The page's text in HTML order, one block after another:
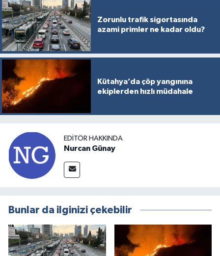
Zorunlu trafik sigortasında
azami primler ne kadar oldu?
Kütahya’da çöp yangınına
ekiplerden hızlı müdahale
EDITÖR HAKKINDA
Nurcan Günay
Bunlar da ilginizi çekebilir
Teknoloji
Türkiye
Video Galeri
Yaşam